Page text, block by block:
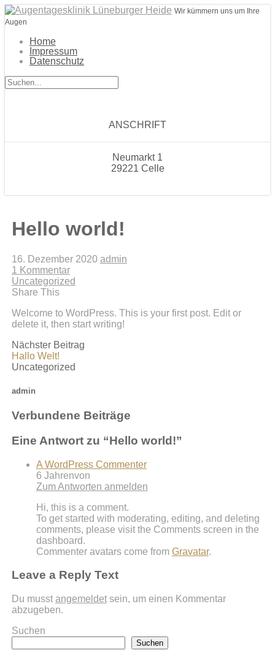
Wir kümmern uns um Ihre
Augen
Home
Impressum
Datenschutz
ANSCHRIFT
Neumarkt 1
29221 Celle
Hello world!
16. Dezember 2020 admin
1 Kommentar
Uncategorized
Share This
Welcome to WordPress. This is your first post. Edit or
delete it, then start writing!
Nächster Beitrag
Hallo Welt!
Uncategorized
admin
Verbundene Beiträge
Eine Antwort zu “Hello world!”
A WordPress Commenter
6 Jahrenvon
Zum Antworten anmelden
Hi, this is a comment.
To get started with moderating, editing, and deleting
comments, please visit the Comments screen in the
dashboard.
Commenter avatars come from Gravatar.
Leave a Reply Text
Du musst angemeldetsein, um einen Kommentar
abzugeben.
Suchen
Suchen